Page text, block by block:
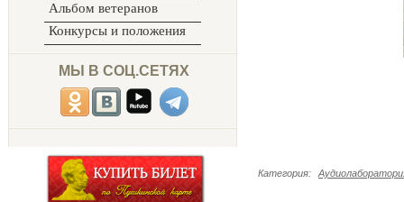
Альбом ветеранов
Конкурсы и положения
МЫ В СОЦ.СЕТЯХ
Категория: